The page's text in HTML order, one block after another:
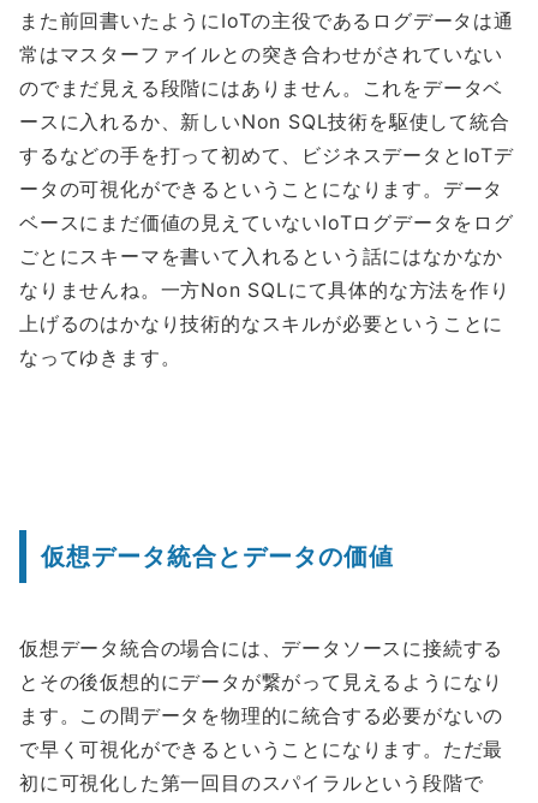
また前回書いたようにIoTの主役であるログデータは通
常はマスターファイルとの突き合わせがされていない
のでまだ見える段階にはありません。これをデータベ
ースに入れるか、新しいNon SQL技術を駆使して統合
するなどの手を打って初めて、ビジネスデータとIoTデ
ータの可視化ができるということになります。データ
ベースにまだ価値の見えていないIoTログデータをログ
ごとにスキーマを書いて入れるという話にはなかなか
なりませんね。一方Non SQLにて具体的な方法を作り
上げるのはかなり技術的なスキルが必要ということに
なってゆきます。
仮想データ統合とデータの価値
仮想データ統合の場合には、データソースに接続する
とその後仮想的にデータが繋がって見えるようになり
ます。この間データを物理的に統合する必要がないの
で早く可視化ができるということになります。ただ最
初に可視化した第一回目のスパイラルという段階で